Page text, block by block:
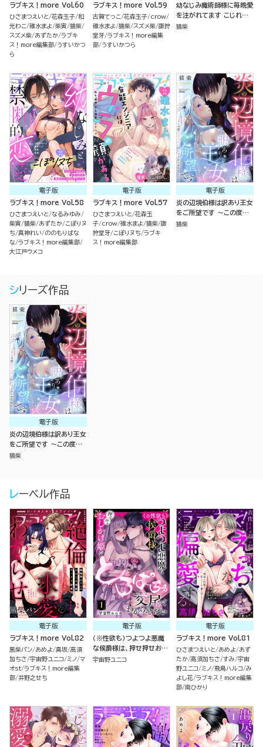
ラブキス！more Vol.60
ひさまつえいと 花森玉子 和
光わこ 碓水まよ 柴寅 猫柴
スズメ柴 あずたか ラブキ
ス！more編集部 うすいかつ
ら
ラブキス！more Vol.59
古賀てっこ 花森玉子 crow
碓水まよ 猫柴 スズメ柴 諏狩
堂牙 ラブキス！more編集
部 うすいかつら
幼なじみ魔術師様に毎晩愛
を注がれてます こじれた
再会はベッドの上で（分冊
猫柴
電子版
ラブキス！more Vol.58
ひさまつえいと なるみゆみ
柴寅 猫柴 あずたか こぽりヌ
ち 真神れい
ののもりばな
な ラブキス！more編集部
大江戸ウメコ
電子版
ラブキス！more Vol.57
ひさまつえいと 花森玉
子 crow 碓水まよ 猫柴 諏
狩堂牙 こぽりヌち ラブキ
ス！more編集部
電子版
炎の辺境伯様は訳あり王女
をご所望です ～この度初
恋の相手に嫁ぐことになり
猫柴
シリーズ作品
電子版
炎の辺境伯様は訳あり王女
をご所望です ～この度初
恋の相手に嫁ぐことになり
猫柴
レーベル作品
電子版
ラブキス！more Vol.82
黒柴パン あめよ 真坂 高須
加ちさ 宇宙野ユニコ ミノ マ
オst ラブキス！more編集
部 井野之せち
電子版
（※性欲も）つよつよ悪魔
な侯爵様は、押せ押せおし
かけ姫をとろぱちゅ交尾で
宇宙野ユニコ
電子版
ラブキス！more Vol.81
ひさまつえいと あめよ
あず
たか 高須加ちさ すみ 宇宙
野ユニコ ミノ 飛鳥ハルコ み
よし花 ラブキス！more編集
部 南ひかり